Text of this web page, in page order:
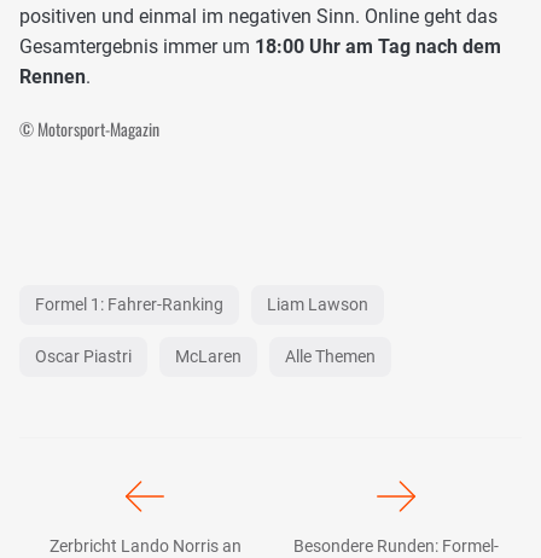
positiven und einmal im negativen Sinn. Online geht das
Gesamtergebnis immer um 18:00 Uhr am Tag nach dem
Rennen.
© Motorsport-Magazin
Formel 1: Fahrer-Ranking Liam Lawson
Oscar Piastri McLaren Alle Themen
Zerbricht Lando Norris an
Besondere Runden: Formel-